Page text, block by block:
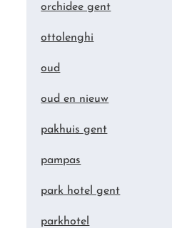
orchidee gent
ottolenghi
oud
oud en nieuw
pakhuis gent
pampas
park hotel gent
parkhotel